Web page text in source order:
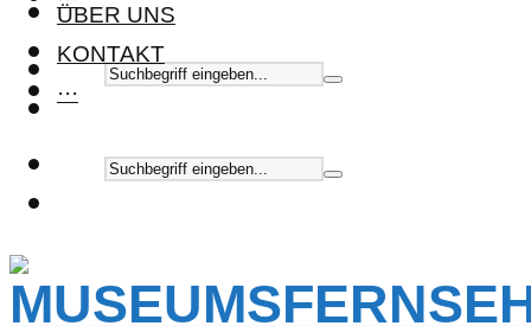
ÜBER UNS
KONTAKT
···